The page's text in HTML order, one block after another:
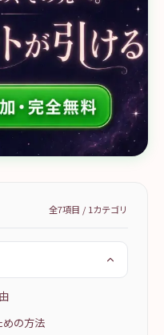
全7項目 / 1カテゴリ
の方法